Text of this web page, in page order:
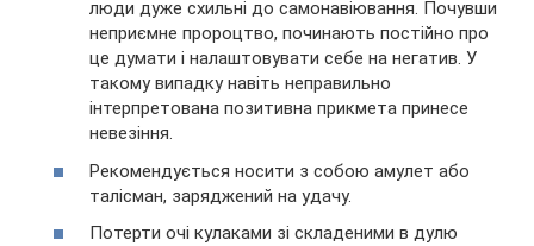
люди дуже схильні до самонавіювання. Почувши
неприємне пророцтво, починають постійно про
це думати і налаштовувати себе на негатив. У
такому випадку навіть неправильно
інтерпретована позитивна прикмета принесе
невезіння.
Рекомендується носити з собою амулет або
талісман, заряджений на удачу.
Потерти очі кулаками зі складеними в дулю